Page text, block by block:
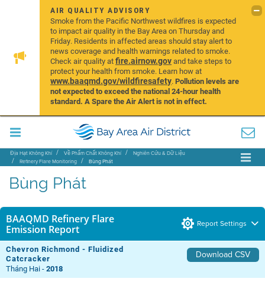
AIR QUALITY ADVISORY
Smoke from the Pacific Northwest wildfires is expected
to impact air quality in the Bay Area on Thursday and
Friday. Residents in affected areas should stay alert to
news coverage and health warnings related to smoke.
Check air quality atfire.airnow.govand take steps to
protect your health from smoke. Learn how at
www.baaqmd.gov/wildfiresafety.Pollution levels are
not expected to exceed the national 24-hour health
standard. A Spare the Air Alert is not in effect.
Địa Hạt Không Khí Về Phẩm Chất Không Khí
Nghiên Cứu & Dữ Liệu
Refinery Flare Monitoring
Bùng Phát
Bùng Phát
BAAQMD Refinery Flare
Emission Report
Report Settings
Chevron Richmond - Fluidized
Catcracker
Download CSV
Tháng Hai -2018